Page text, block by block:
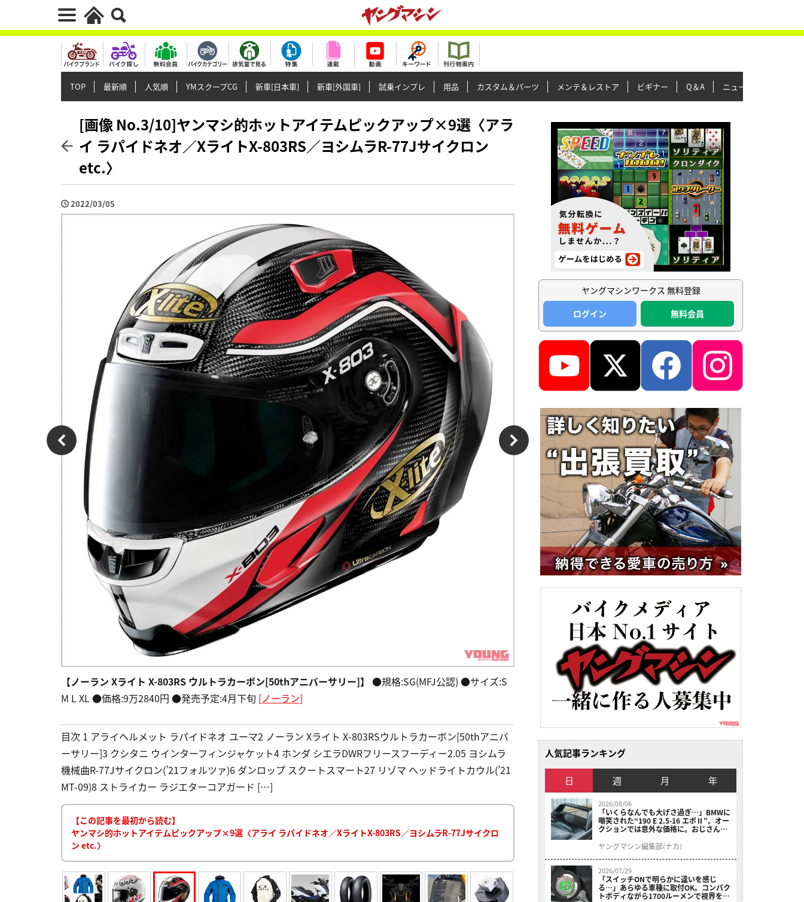
TOP 最新順 人気順 YMスクープCG 新車[日本車] 新車[外国車] 試乗インプレ 用品 カスタム＆パーツ メンテ＆レストア ビギナー Q＆A ニュース＆トピックス
[画像 No.3/10]ヤンマシ的ホットアイテムピックアップ×9選〈アラ
イ ラパイドネオ／XライトX-803RS／ヨシムラR-77Jサイクロン
etc.〉
2022/03/05
【ノーラン Xライト X-803RS ウルトラカーボン[50thアニバーサリー]】 ●規格:SG(MFJ公認) ●サイズ:S
M L XL ●価格:9万2840円 ●発売予定:4月下旬 [ノーラン]
目次 1 アライヘルメット ラパイドネオ ユーマ2 ノーラン Xライト X-803RSウルトラカーボン[50thアニバ
ーサリー]3 クシタニ ウインターフィンジャケット4 ホンダ シエラDWRフリースフーディー2.05 ヨシムラ
機械曲R-77Jサイクロン(’21フォルツァ)6 ダンロップ スクートスマート27 リゾマ ヘッドライトカウル(’21
MT-09)8 ストライカー ラジエターコアガード […]
【この記事を最初から読む】
ヤンマシ的ホットアイテムピックアップ×9選〈アライ ラパイドネオ／XライトX-803RS／ヨシムラR-77Jサイクロ
ン etc.〉
ヤングマシンワークス 無料登録
ログイン
無料会員
人気記事ランキング
日 週 月 年
2026/08/06
「いくらなんでも大げさ過ぎ…」BMWに
嘲笑された“190 E 2.5-16 エボⅡ”。オー
クションでは意外な価格に。おじさん達
ヤングマシン編集部(ナカ)
2026/07/29
「スイッチONで明らかに違いを感じ
る…」あらゆる車種に取付OK。コンパク
トボディながら1700ルーメンで視界を確